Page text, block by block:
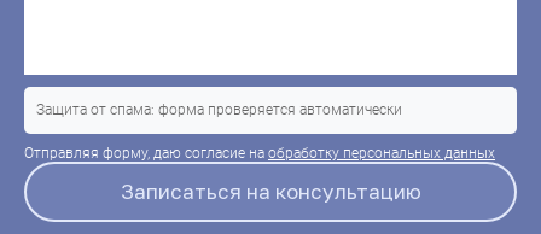
Защита от спама: форма проверяется автоматически
Отправляя форму, даю согласие на обработку персональных данных